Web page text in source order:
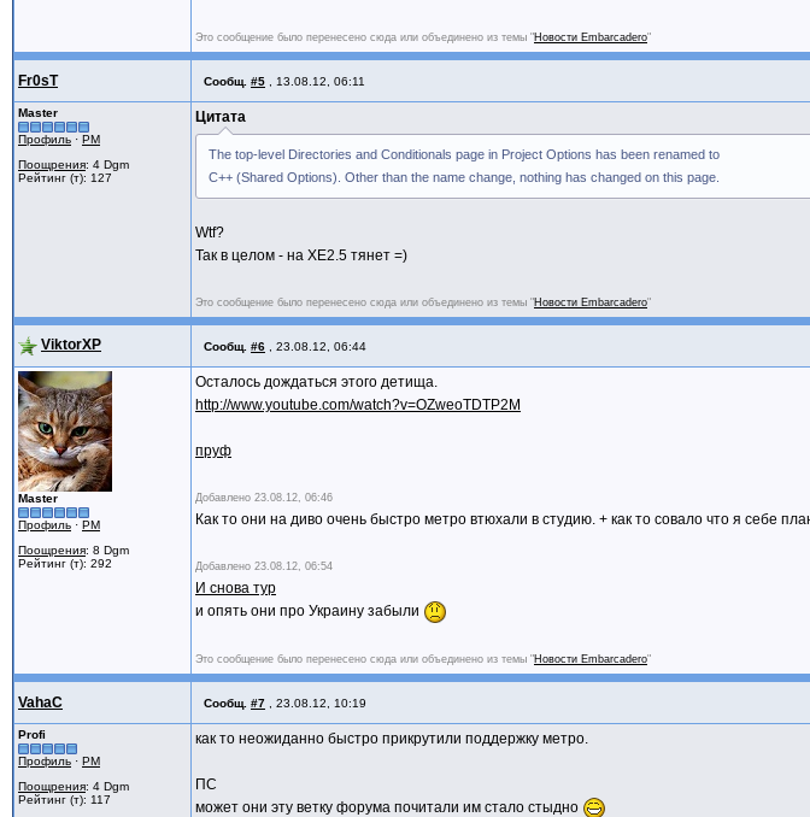
Это сообщение было перенесено сюда или объединено из темы "Новости Embarcadero"
Fr0sT Сообщ. #5 13.08.12, 06:11
Master
Профиль · PM
Поощрения: 4 Dgm
Рейтинг (т): 127
Цитата
The top-level Directories and Conditionals page in Project Options has been renamed to
C++ (Shared Options). Other than the name change, nothing has changed on this page.
Wtf?
Так в целом - на ХЕ2.5 тянет =)
Это сообщение было перенесено сюда или объединено из темы "Новости Embarcadero"
ViktorXP Сообщ. #6 23.08.12, 06:44
Master
Профиль · PM
Поощрения: 8 Dgm
Рейтинг (т): 292
Осталось дождаться этого детища.
http://www.youtube.com/watch?v=OZweoTDTP2M
пруф
Добавлено 23.08.12, 06:46
Как то они на диво очень быстро метро втюхали в студию. + как то совало что я себе
Добавлено 23.08.12, 06:54
И снова тур
и опять они про Украину забыли
Это сообщение было перенесено сюда или объединено из темы "Новости Embarcadero"
VahaC Сообщ. #7 23.08.12, 10:19
Profi
Профиль · PM
Поощрения: 4 Dgm
Рейтинг (т): 117
как то неожиданно быстро прикрутили поддержку метро.
ПС
может они эту ветку форума почитали им стало стыдно